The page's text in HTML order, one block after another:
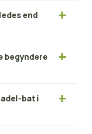
end
begyndere
bat i